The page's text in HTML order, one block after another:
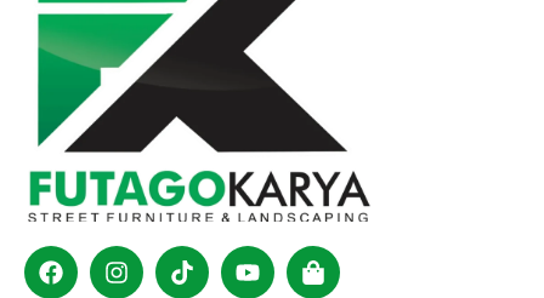
FacebookInstagram
TiktokYoutubeShopping-
bag